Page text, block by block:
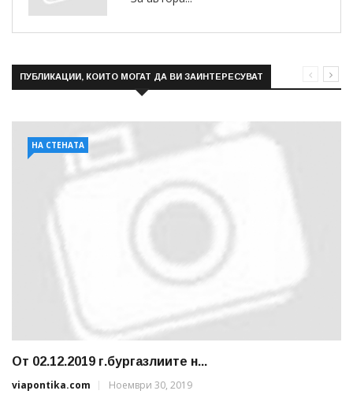
ПУБЛИКАЦИИ, КОИТО МОГАТ ДА ВИ ЗАИНТЕРЕСУВАТ
НА СТЕНАТА
От 02.12.2019 г.бургазлиите н...
viapontika.com
Ноември 30, 2019